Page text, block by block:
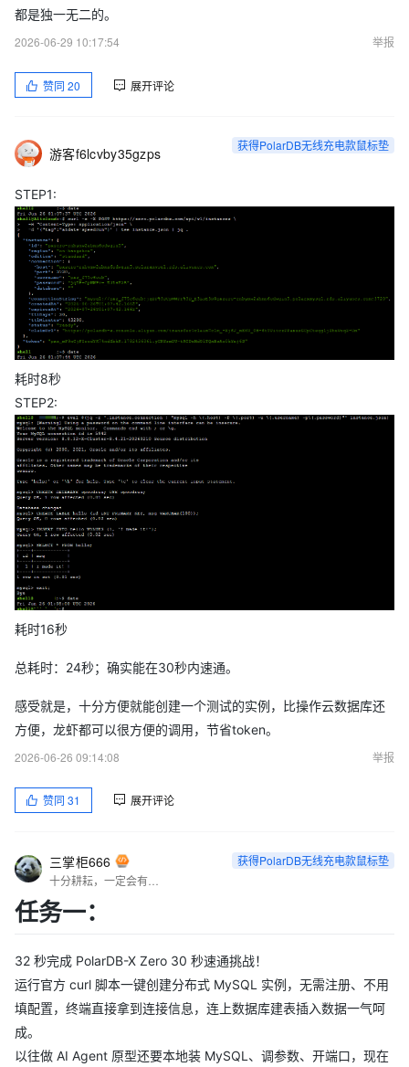
迁移到 Zero 试试分布式能力。我希望有一键‘无损迁移’按钮，自动
活动奖品：（10个）：优质反馈奖
获得。活动结束后主办方将会通过社区站内信通知获奖用户具体领
奖方式。快来参加讨论吧～
PolarDB无线充电款鼠标垫
反馈要求：
（可选）在1的基础上，还可以提交你最希望PolarDB-X Zero数
都是独一无二的。
2026-06-29 10:17:54
举报
赞同 20 展开评论
游客f6lcvby35gzps 获得PolarDB无线充电款鼠标垫
STEP1:
耗时8秒
STEP2:
耗时16秒
总耗时：24秒；确实能在30秒内速通。
感受就是，十分方便就能创建一个测试的实例，比操作云数据库还
方便，龙虾都可以很方便的调用，节省token。
2026-06-26 09:14:08
举报
赞同 31 展开评论
三掌柜666 获得PolarDB无线充电款鼠标垫
任务一：
32 秒完成 PolarDB-X Zero 30 秒速通挑战！
运行官方 curl 脚本一键创建分布式 MySQL 实例，无需注册、不用
填配置，终端直接拿到连接信息，连上数据库建表插入数据一气呵
成。
以往做 AI Agent 原型还要本地装 MySQL、调参数、开端口，现在